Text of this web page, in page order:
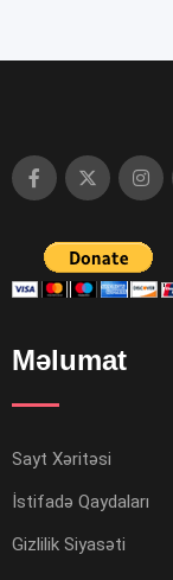
Məlumat
Sayt Xəritəsi
İstifadə Qaydaları
Gizlilik Siyasəti